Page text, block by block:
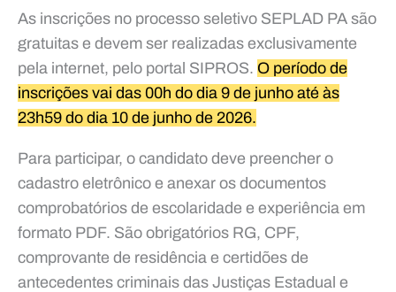
As inscrições no processo seletivo SEPLAD PA são
gratuitas e devem ser realizadas exclusivamente
pela internet, pelo portal SIPROS. O período de
inscrições vai das 00h do dia 9 de junho até às
23h59 do dia 10 de junho de 2026.
Para participar, o candidato deve preencher o
cadastro eletrônico e anexar os documentos
comprobatórios de escolaridade e experiência em
formato PDF. São obrigatórios RG, CPF,
comprovante de residência e certidões de
antecedentes criminais das Justiças Estadual e